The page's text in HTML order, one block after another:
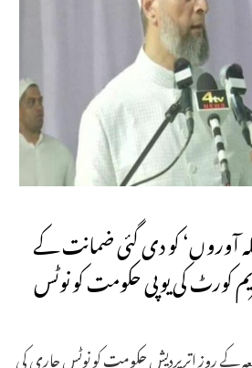
آوروں‘ کو دی گئی ضمانت کے
کورٹ کی یوپی حکومت کو نوٹس
کے روز اترپردیش حکومت کو نوٹس جاری کی